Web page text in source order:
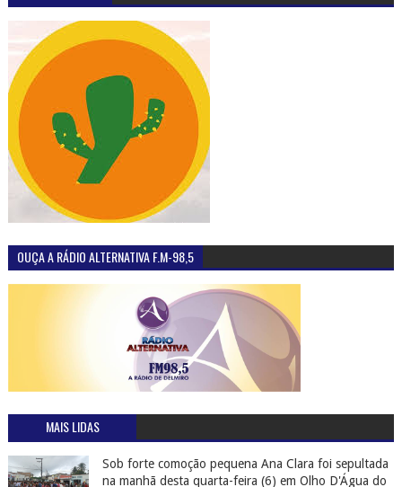
OUÇA A RÁDIO ALTERNATIVA F.M-98,5
MAIS LIDAS
Sob forte comoção pequena Ana Clara foi sepultada
na manhã desta quarta-feira (6) em Olho D'Água do